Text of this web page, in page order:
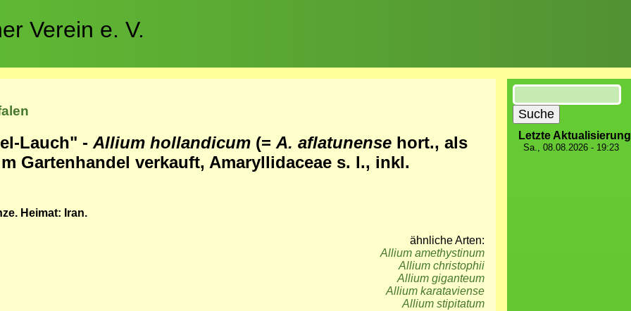
Verein e. V.
Lauch" - Allium hollandicum (= A. aflatunense hort., als
Gartenhandel verkauft, Amaryllidaceae s. l., inkl.
Heimat: Iran.
ähnliche Arten:
Allium amethystinum
Allium christophii
Allium giganteum
Allium karataviense
Allium stipitatum
Suche
Letzte Aktualisierung
Sa., 08.08.2026 - 19:23